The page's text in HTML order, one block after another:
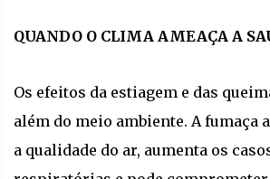
QUANDO O CLIMA AMEAÇA A
Os efeitos da estiagem e das
além do meio ambiente. A fumaça
a qualidade do ar, aumenta os